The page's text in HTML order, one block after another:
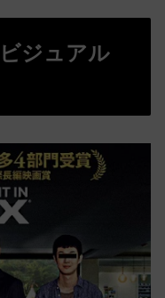
ジュアル